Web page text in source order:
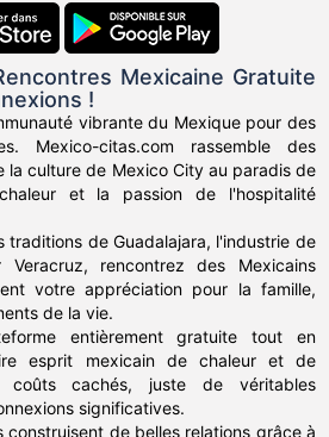
Mexicaine Gratuite
!
vibrante du Mexique pour des
Mexico-citas.com rassemble des
la culture de Mexico City au paradis de
et la passion de l'hospitalité
traditions de Guadalajara, l'industrie de
rencontrez des Mexicains
votre appréciation pour la famille,
de la vie.
entièrement gratuite tout en
esprit mexicain de chaleur et de
coûts cachés, juste de véritables
significatives.
construisent de belles relations grâce à